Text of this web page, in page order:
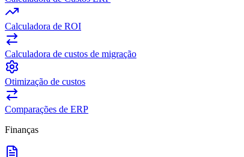
Calculadora de ROI
Calculadora de custos de migração
Otimização de custos
Comparações de ERP
Finanças